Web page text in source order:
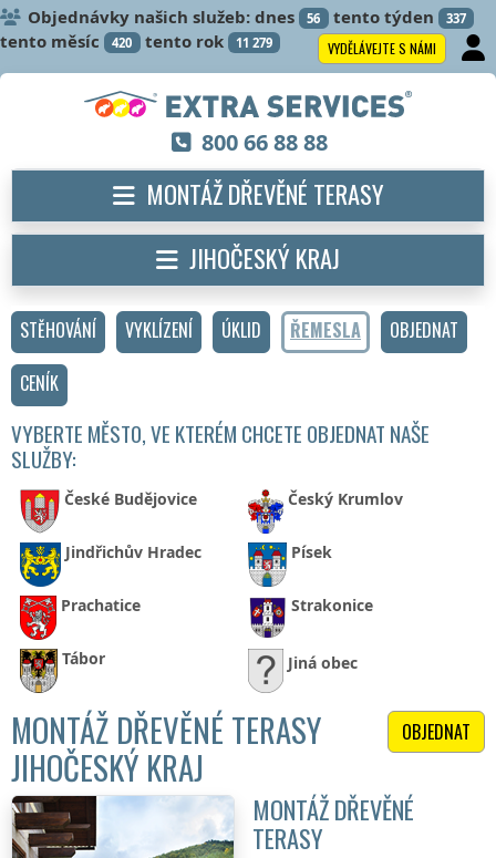
Objednávky našich služeb: dnes 56 tento týden 337
tento měsíc 420 tento rok 11 279 VYDĚLÁVEJTE S NÁMI
STĚHOVÁNÍ VYKLÍZENÍ ÚKLID ŘEMESLA
OBJEDNAT
CENÍK
VYBERTE MĚSTO, VE KTERÉM CHCETE OBJEDNAT NAŠE
SLUŽBY:
České Budějovice Český Krumlov
Jindřichův Hradec Písek
Prachatice Strakonice
Tábor Jiná obec
OBJEDNAT
MONTÁŽ DŘEVĚNÉ TERASY
JIHOČESKÝ KRAJ
MONTÁŽ DŘEVĚNÉ
TERASY
800 66 88 88
MONTÁŽ DŘEVĚNÉ TERASY
JIHOČESKÝ KRAJ